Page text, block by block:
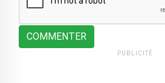
COMMENTER
PUBLICITÉ